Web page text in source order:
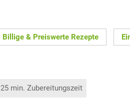
Billige & Preiswerte Rezepte
25 min. Zubereitungszeit